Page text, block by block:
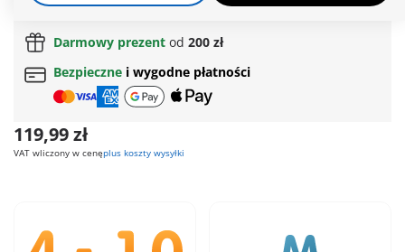
Darmowa dostawaod200 zł
Darmowy prezent od 200 zł
Bezpieczne i wygodne płatności
119,99 zł
VAT wliczony w cenęplus koszty wysyłki